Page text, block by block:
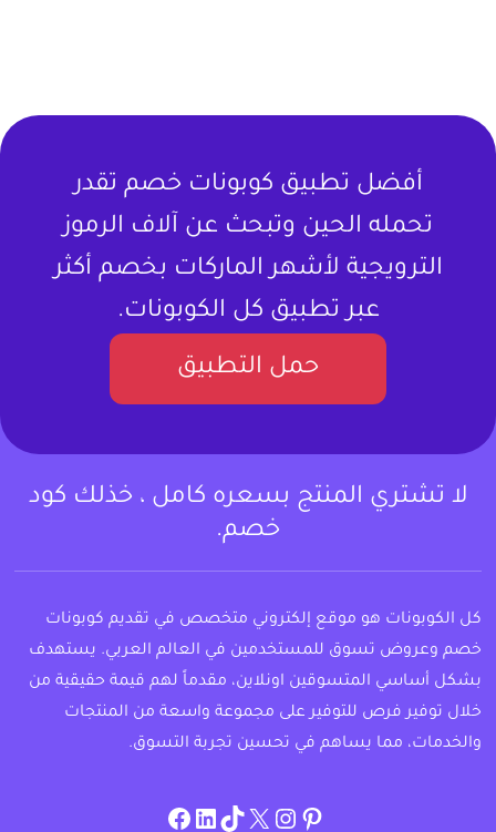
أفضل تطبيق كوبونات خصم تقدر
تحمله الحين وتبحث عن آلاف الرموز
الترويجية لأشهر الماركات بخصم أكثر
عبر تطبيق كل الكوبونات.
حمل التطبيق
لا تشتري المنتج بسعره كامل ، خذلك كود
خصم.
كل الكوبونات هو موقع إلكتروني متخصص في تقديم كوبونات
خصم وعروض تسوق للمستخدمين في العالم العربي. يستهدف
بشكل أساسي المتسوقين اونلاين، مقدماً لهم قيمة حقيقية من
خلال توفير فرص للتوفير على مجموعة واسعة من المنتجات
والخدمات، مما يساهم في تحسين تجربة التسوق.
pinterest
allcouponat
twitter
TikTok
linkedin
facebook